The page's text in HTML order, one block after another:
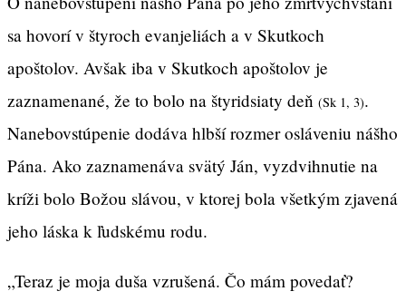
sa hovorí v štyroch evanjeliách a v Skutkoch
apoštolov. Avšak iba v Skutkoch apoštolov je
zaznamenané, že to bolo na štyridsiaty deň (Sk 1, 3).
Nanebovstúpenie dodáva hlbší rozmer osláveniu nášho
Pána. Ako zaznamenáva svätý Ján, vyzdvihnutie na
kríži bolo Božou slávou, v ktorej bola všetkým zjavená
jeho láska k ľudskému rodu.
„Teraz je moja duša vzrušená. Čo mám povedať?